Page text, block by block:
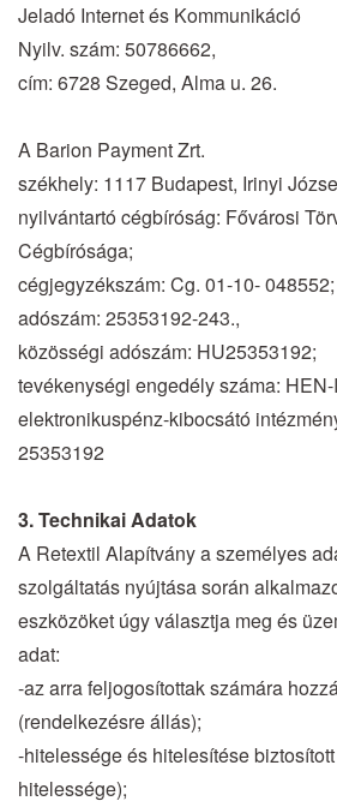
Jeladó Internet és Kommunikáció
Nyilv. szám: 50786662,
cím: 6728 Szeged, Alma u. 26.
A Barion Payment Zrt.
székhely: 1117 Budapest, Irinyi
nyilvántartó cégbíróság: Fővárosi
Cégbírósága;
cégjegyzékszám: Cg. 01-10- 048552;
adószám: 25353192-243.,
közösségi adószám: HU25353192;
tevékenységi engedély száma:
elektronikuspénz-kibocsátó
25353192
3. Technikai Adatok
A Retextil Alapítvány a személyes
szolgáltatás nyújtása során
eszközöket úgy választja meg és
adat:
-az arra feljogosítottak számára
(rendelkezésre állás);
-hitelessége és hitelesítése
hitelessége);